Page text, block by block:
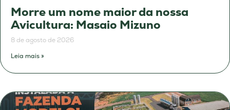
Morre um nome maior da nossa
Avicultura: Masaio Mizuno
8 de agosto de 2026
Leia mais »